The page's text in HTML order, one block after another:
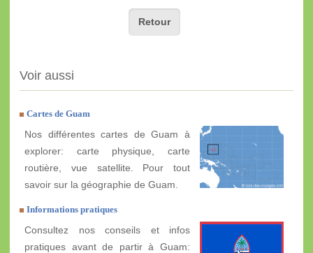
Retour
Voir aussi
Cartes de Guam
Nos différentes cartes de Guam à
explorer: carte physique, carte
routière, vue satellite. Pour tout
savoir sur la géographie de Guam.
Informations pratiques
Consultez nos conseils et infos
pratiques avant de partir à Guam: